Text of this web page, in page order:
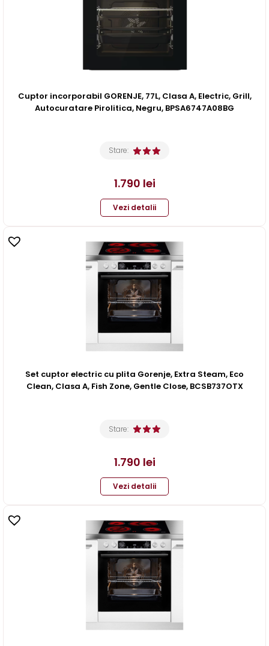
Cuptor incorporabil GORENJE, 77L, Clasa A, Electric, Grill,
Autocuratare Pirolitica, Negru, BPSA6747A08BG
Stare:
1.790 lei
Vezi detalii
Set cuptor electric cu plita Gorenje, Extra Steam, Eco
Clean, Clasa A, Fish Zone, Gentle Close, BCSB737OTX
Stare:
1.790 lei
Vezi detalii